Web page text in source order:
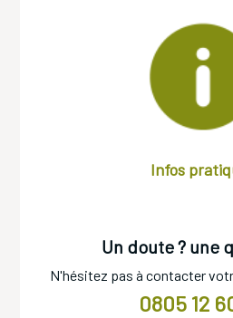
Infos
Un doute ? une
N'hésitez pas à contacter
0805 12